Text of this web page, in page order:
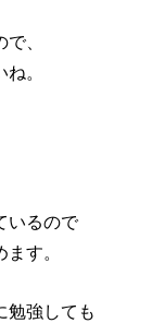
、
。
いるので
す。
勉強しても